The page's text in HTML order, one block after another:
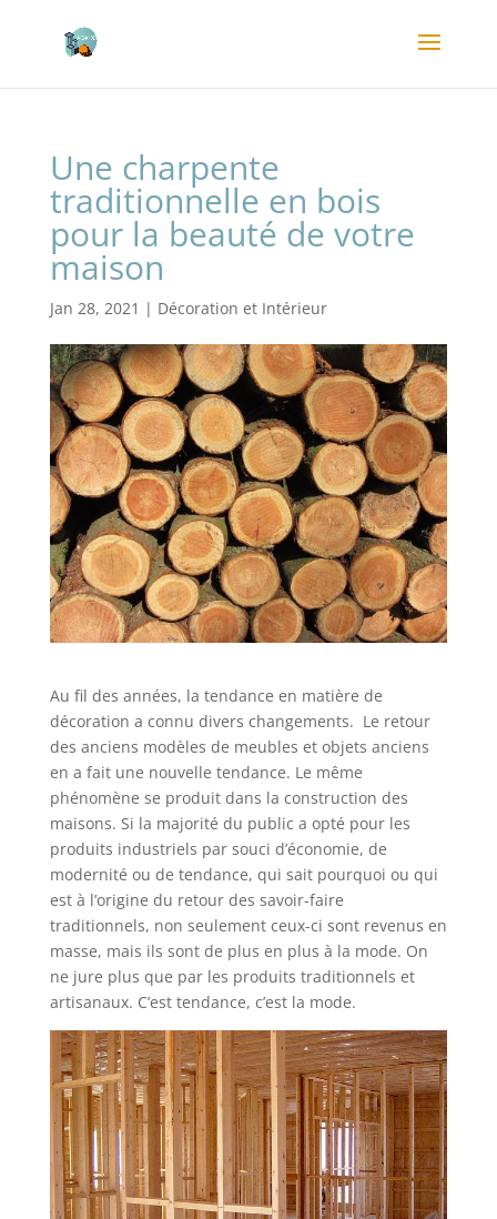
Une charpente
traditionnelle en bois
pour la beauté de votre
maison
Jan 28, 2021 | Décoration et Intérieur
Au fil des années, la tendance en matière de
décoration a connu divers changements. Le retour
des anciens modèles de meubles et objets anciens
en a fait une nouvelle tendance. Le même
phénomène se produit dans la construction des
maisons. Si la majorité du public a opté pour les
produits industriels par souci d’économie, de
modernité ou de tendance, qui sait pourquoi ou qui
est à l’origine du retour des savoir-faire
traditionnels, non seulement ceux-ci sont revenus en
masse, mais ils sont de plus en plus à la mode. On
ne jure plus que par les produits traditionnels et
artisanaux. C’est tendance, c’est la mode.